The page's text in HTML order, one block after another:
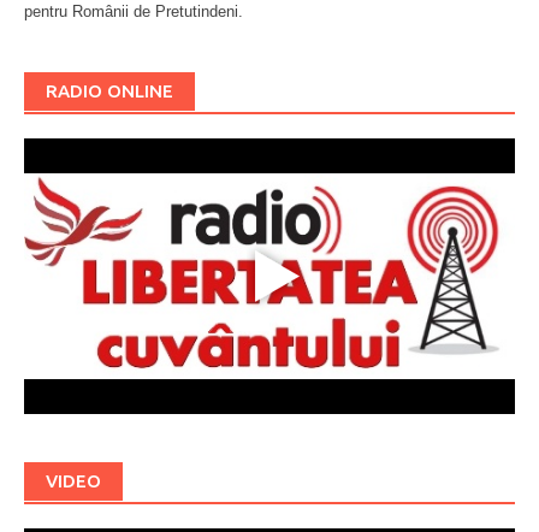
pentru Românii de Pretutindeni.
RADIO ONLINE
VIDEO